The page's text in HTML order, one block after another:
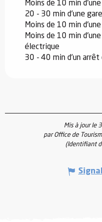
Moins de 10 min
20 - 30 min d'une gare
Moins de 10 min
Moins de 10 min
électrique
30 - 40 min d'un arrêt
Mis à jour le
par Office de
(Identifiant